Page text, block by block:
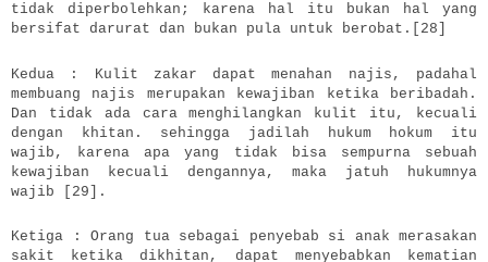
tidak diperbolehkan; karena hal itu bukan hal yang
bersifat darurat dan bukan pula untuk berobat.[28]
Kedua : Kulit zakar dapat menahan najis, padahal
membuang najis merupakan kewajiban ketika beribadah.
Dan tidak ada cara menghilangkan kulit itu, kecuali
dengan khitan. sehingga jadilah hukum hokum itu
wajib, karena apa yang tidak bisa sempurna sebuah
kewajiban kecuali dengannya, maka jatuh hukumnya
wajib [29].
Ketiga : Orang tua sebagai penyebab si anak merasakan
sakit ketika dikhitan, dapat menyebabkan kematian